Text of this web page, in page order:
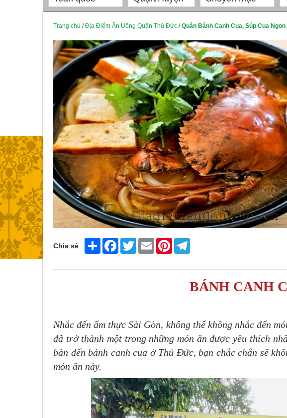
Trang chủ /Địa Điểm Ăn Uống Quận Thủ Đức /Quán Bánh Canh Cua, Súp Cua
Chia sẻ Share FacebookTwitter Email Pinterest
BÁNH CANH
Nhắc đến ẩm thực Sài Gòn, không thể không nhắc đến
đã trở thành một trong những món ăn được yêu thích
bàn đến bánh canh cua ở Thủ Đức, bạn chắc chắn sẽ
món ăn này.